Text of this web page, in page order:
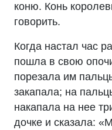
коню. Конь
говорить.
Когда настал час
пошла в свою
порезала им
закапала; на
накапала на нее
дочке и сказала: